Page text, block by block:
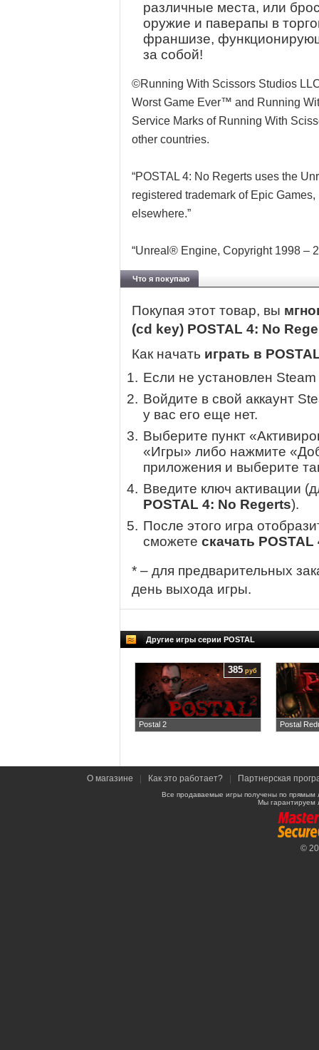
различные места, или
оружие и паверапы в
франшизе,
за собой!
©Running With Scissors Studios
Worst Game Ever™ and Running
Service Marks of Running With
other countries.
“POSTAL 4: No Regerts uses the
registered trademark of Epic
elsewhere.”
“Unreal® Engine, Copyright 1998 –
Что я покупаю
Покупая этот товар, вы
(cd key) POSTAL 4: No
Как начать играть в
Если не установлен
Войдите в свой аккаунт
у вас его еще нет.
Выберите пункт
«Игры» либо нажмите
приложения и выберите
Введите ключ активации
POSTAL 4: No Regerts).
После этого игра
сможете скачать
* – для предварительных
день выхода игры.
Другие игры серии POSTAL
Postal 2
385 руб
Postal
О магазине Как это работает? Партнерская
Все продаваемые игры получены по
Мы гарантируем
©